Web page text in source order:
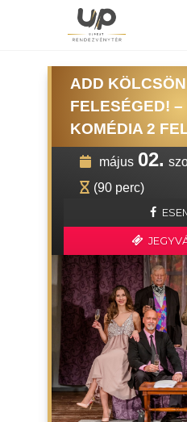
ADD
FELESÉGED!
KOMÉDIA 2
május 02.
(90 perc)